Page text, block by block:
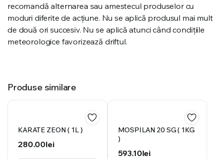
recomandă alternarea sau amestecul produselor cu
moduri diferite de acțiune. Nu se aplică produsul mai mult
de două ori succesiv. Nu se aplică atunci când condițiile
meteorologice favorizează driftul.
Produse similare
KARATE ZEON ( 1L )
280.00lei
MOSPILAN 20 SG ( 1KG
)
593.10lei